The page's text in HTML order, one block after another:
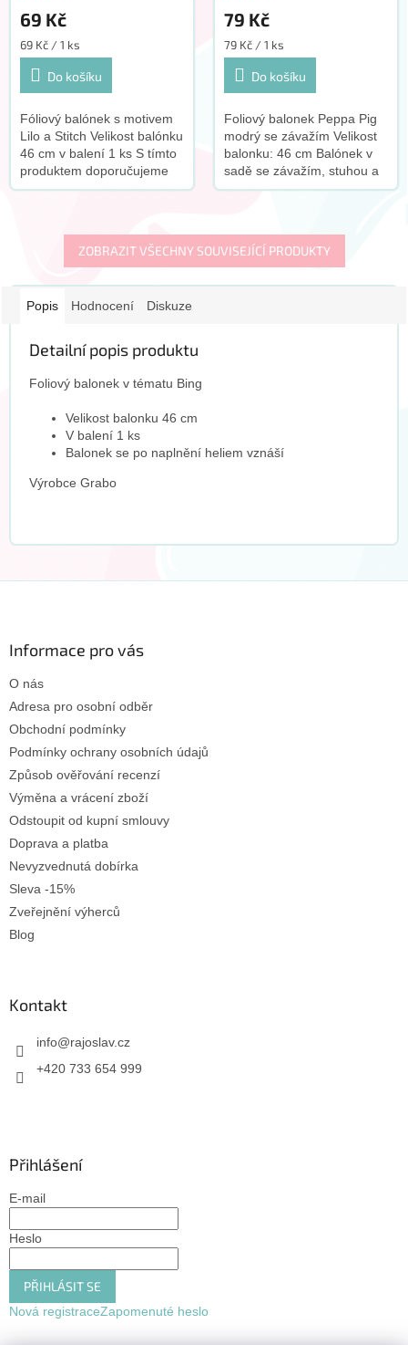
69 Kč
Měrná
cena:
69 Kč / 1 ks
Do košíku
Fóliový balónek s motivem
Lilo a Stitch Velikost balónku
46 cm v balení 1 ks S tímto
produktem doporučujeme
zakoupit tento doplněk:
79 Kč
Měrná
cena:
79 Kč / 1 ks
Do košíku
Foliový balonek Peppa Pig
modrý se závažím Velikost
balonku: 46 cm Balónek v
sadě se závažím, stuhou a
brčkem S tímto produktem
ZOBRAZIT VŠECHNY SOUVISEJÍCÍ PRODUKTY
Popis Hodnocení Diskuze
Detailní popis produktu
Foliový balonek v tématu Bing
Velikost balonku 46 cm
V balení 1 ks
Balonek se po naplnění heliem vznáší
Výrobce Grabo
Informace pro vás
O nás
Adresa pro osobní odběr
Obchodní podmínky
Podmínky ochrany osobních údajů
Způsob ověřování recenzí
Výměna a vrácení zboží
Odstoupit od kupní smlouvy
Doprava a platba
Nevyzvednutá dobírka
Sleva -15%
Zveřejnění výherců
Blog
Kontakt
info@rajoslav.cz
+420 733 654 999
Přihlášení
E-mail
Heslo
PŘIHLÁSIT SE
Nová registraceZapomenuté heslo